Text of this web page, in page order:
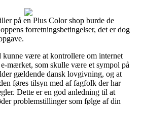
på en Plus Color shop burde de
forretningsbetingelser, det er dog
kunne være at kontrollere om internet
mærket, som skulle være et sympol på
gældende dansk lovgivning, og at
føres tilsyn med af fagfolk der har
Dette er en god anledning til at
problemstillinger som følge af din